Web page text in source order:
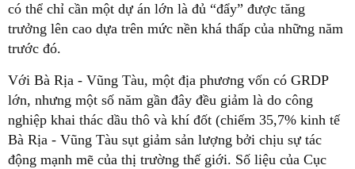
có thể chỉ cần một dự án lớn là đủ “đẩy” được tăng
trưởng lên cao dựa trên mức nền khá thấp của những năm
trước đó.
Với Bà Rịa - Vũng Tàu, một địa phương vốn có GRDP
lớn, nhưng một số năm gần đây đều giảm là do công
nghiệp khai thác dầu thô và khí đốt (chiếm 35,7% kinh tế
Bà Rịa - Vũng Tàu sụt giảm sản lượng bởi chịu sự tác
động mạnh mẽ của thị trường thế giới. Số liệu của Cục